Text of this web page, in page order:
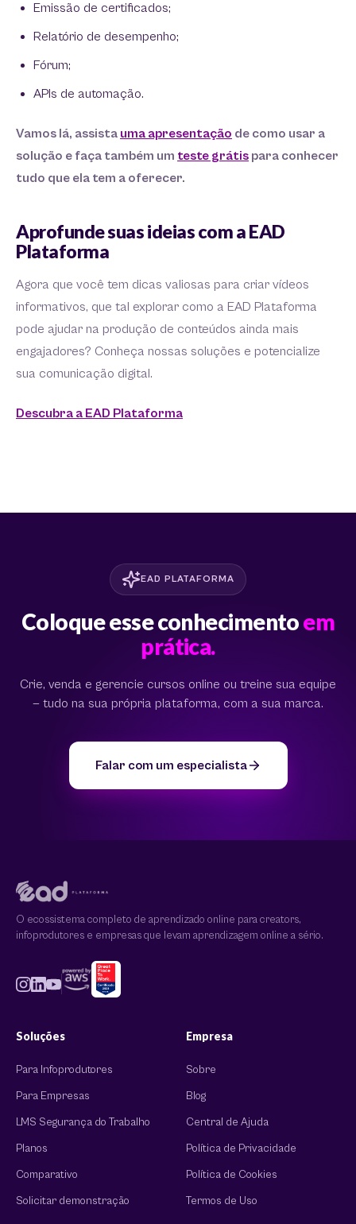
Emissão de certificados;
Relatório de desempenho;
Fórum;
APIs de automação.
Vamos lá, assista uma apresentação de como usar a
solução e faça também um teste grátis para conhecer
tudo que ela tem a oferecer.
Aprofunde suas ideias com a EAD
Plataforma
Agora que você tem dicas valiosas para criar vídeos
informativos, que tal explorar como a EAD Plataforma
pode ajudar na produção de conteúdos ainda mais
engajadores? Conheça nossas soluções e potencialize
sua comunicação digital.
Descubra a EAD Plataforma
EAD PLATAFORMA
Coloque esse conhecimentoem
prática.
Crie, venda e gerencie cursos online ou treine sua equipe
— tudo na sua própria plataforma, com a sua marca.
Falar com um especialista
O ecossistema completo de aprendizado online para creators,
infoprodutores e empresas que levam aprendizagem online a sério.
Soluções
Para Infoprodutores
Para Empresas
LMS Segurança do Trabalho
Planos
Comparativo
Solicitar demonstração
Empresa
Sobre
Blog
Central de Ajuda
Política de Privacidade
Política de Cookies
Termos de Uso